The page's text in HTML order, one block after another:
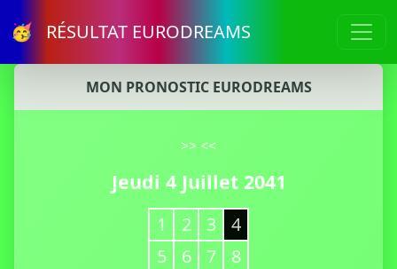
🥳 RÉSULTAT EURODREAMS
MON PRONOSTIC EURODREAMS
>> <<
Jeudi 4 Juillet 2041
1 2 3
4
5
6 7
8